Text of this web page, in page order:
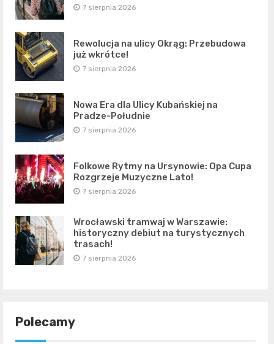
7 sierpnia 2026
Rewolucja na ulicy Okrąg: Przebudowa
już wkrótce!
7 sierpnia 2026
Nowa Era dla Ulicy Kubańskiej na
Pradze-Południe
7 sierpnia 2026
Folkowe Rytmy na Ursynowie: Opa Cupa
Rozgrzeje Muzyczne Lato!
7 sierpnia 2026
Wrocławski tramwaj w Warszawie:
historyczny debiut na turystycznych
trasach!
7 sierpnia 2026
Polecamy